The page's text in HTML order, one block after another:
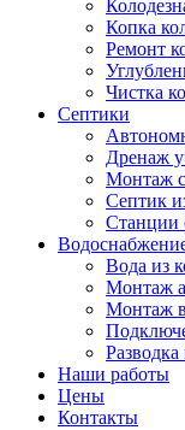
Копка
Ремонт
Чистка
Септики
Дренаж
Монтаж
Септик
Станции
Вода из
Монтаж
Монтаж
Наши работы
Цены
Контакты